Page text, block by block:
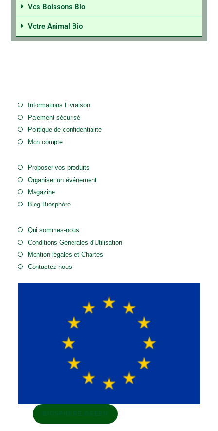
Vos Boissons Bio
Votre Animal Bio
Informations Livraison
Paiement sécurisé
Politique de confidentialité
Mon compte
Proposer vos produits
Organiser un événement
Magazine
Blog Biosphère
Qui sommes-nous
Conditions Générales d'Utilisation
Mention légales et Chartes
Contactez-nous
BIOSPHERE.GREEN